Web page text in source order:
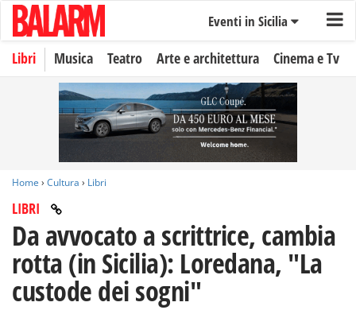
Eventi in Sicilia
Libri Musica Teatro Arte e architettura Cinema e Tv
Home › Cultura › Libri
LIBRI
Da avvocato a scrittrice, cambia
rotta (in Sicilia): Loredana, "La
custode dei sogni"